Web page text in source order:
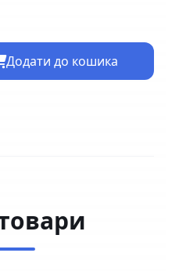
Додати до кошика